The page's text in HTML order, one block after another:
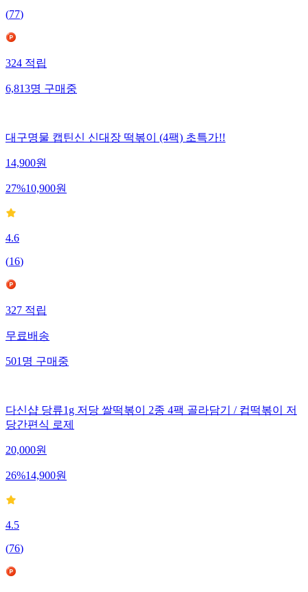
(77)
324적립
6,813명구매중
대구명물 캡틴신 신대장 떡볶이 (4팩) 초특가!!
14,900원
27%10,900원
4.6
(16)
327적립
무료배송
501명구매중
다신샵 당류1g 저당 쌀떡볶이 2종 4팩 골라담기 / 컵떡볶이 저
당간편식 로제
20,000원
26%14,900원
4.5
(76)